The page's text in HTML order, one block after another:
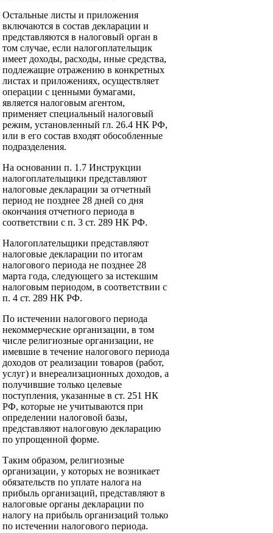
Остальные листы и приложения
включаются в состав декларации и
представляются в налоговый орган в
том случае, если налогоплательщик
имеет доходы, расходы, иные средства,
подлежащие отражению в конкретных
листах и приложениях, осуществляет
операции с ценными бумагами,
является налоговым агентом,
применяет специальный налоговый
режим, установленный гл. 26.4 НК РФ,
или в его состав входят обособленные
подразделения.
На основании п. 1.7 Инструкции
налогоплательщики представляют
налоговые декларации за отчетный
период не позднее 28 дней со дня
окончания отчетного периода в
соответствии с п. 3 ст. 289 НК РФ.
Налогоплательщики представляют
налоговые декларации по итогам
налогового периода не позднее 28
марта года, следующего за истекшим
налоговым периодом, в соответствии с
п. 4 ст. 289 НК РФ.
По истечении налогового периода
некоммерческие организации, в том
числе религиозные организации, не
имевшие в течение налогового периода
доходов от реализации товаров (работ,
услуг) и внереализационных доходов, а
получившие только целевые
поступления, указанные в ст. 251 НК
РФ, которые не учитываются при
определении налоговой базы,
представляют налоговую декларацию
по упрощенной форме.
Таким образом, религиозные
организации, у которых не возникает
обязательств по уплате налога на
прибыль организаций, представляют в
налоговые органы декларации по
налогу на прибыль организаций только
по истечении налогового периода.